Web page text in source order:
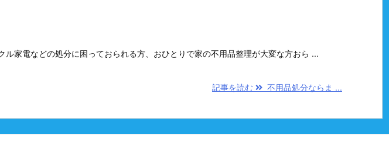
家電などの処分に困っておられる方、おひとりで家の不用品整理が大変な方おら ...
記事を読む 不用品処分ならま ...